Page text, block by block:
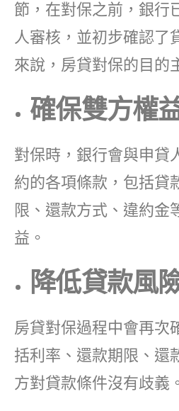
節，在對保之前，銀行
人審核，並初步確認了
來說，房貸對保的目的
確保雙方權
對保時，銀行會與申貸
約的各項條款，包括貸
限、還款方式、違約金
益。
降低貸款風
房貸對保過程中會再次
括利率、還款期限、還
方對貸款條件沒有歧義